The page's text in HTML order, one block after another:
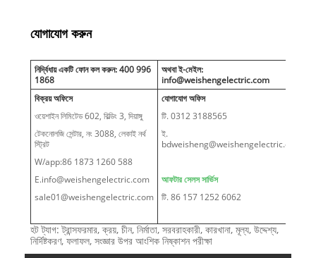
যোগাযোগ করুন
নির্দ্বিধায় একটি ফোন কল করুন: 400 996
1868
অথবা ই-মেইল:
info@weishengelectric.com
বিক্রয় অফিসে
ওয়েশাইন লিমিটেড 602, বিল্ডিং 3, দিয়াঙ্গু
টেকনোলজি সেন্টার, নং 3088, লেকাই নর্থ
স্ট্রিট
W/app:86 1873 1260 588
E.info@weishengelectric.com
sale01@weishengelectric.com
যোগাযোগ অফিস
টি. 0312 3188565
ই.
bdweisheng@weishengelectric.com
আফটার সেলস সার্ভিস
টি. 86 157 1252 6062
হট ট্যাগ: ট্রান্সফরমার, ক্রয়, চীন, নির্মাতা, সরবরাহকারী, কারখানা, মূল্য, উদ্দেশ্য,
নির্দিষ্টকরণ, ফলাফল, সংজ্ঞার উপর আংশিক নিষ্কাশন পরীক্ষা